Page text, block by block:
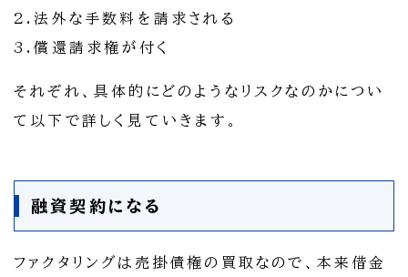
2.法外な手数料を請求される
3.償還請求権が付く
それぞれ、具体的にどのようなリスクなのかについ
て以下で詳しく見ていきます。
融資契約になる
ファクタリングは売掛債権の買取なので、本来借金